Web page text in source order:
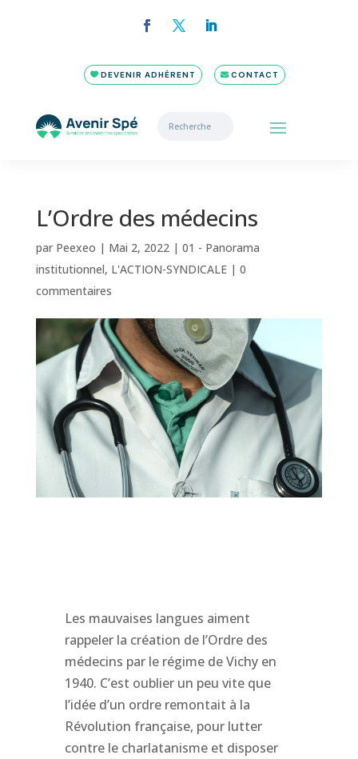
DEVENIR ADHÉRENT CONTACT
L’Ordre des médecins
par Peexeo | Mai 2, 2022| 01 - Panorama
institutionnel, L'ACTION-SYNDICALE| 0
commentaires
Les mauvaises langues aiment
rappeler la création de l’Ordre des
médecins par le régime de Vichy en
1940. C’est oublier un peu vite que
l’idée d’un ordre remontait à la
Révolution française, pour lutter
contre le charlatanisme et disposer